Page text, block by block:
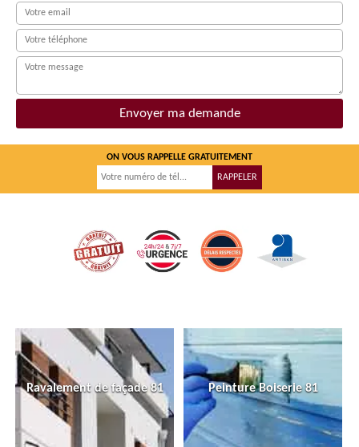
ON VOUS RAPPELLE GRATUITEMENT
Ravalement de façade 81 Peinture Boiserie 81